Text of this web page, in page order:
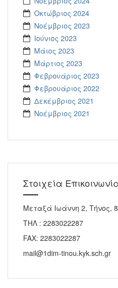
Οκτώβριος 2024
Νοέμβριος 2023
Ιούνιος 2023
Μάιος 2023
Μάρτιος 2023
Φεβρουάριος 2023
Φεβρουάριος 2022
Δεκέμβριος 2021
Νοέμβριος 2021
Στοιχεία
Μεταξά Ιωάννη 2, Τήνος,
ΤΗΛ : 2283022287
FAX: 2283022287
mail@1dim-tinou.kyk.sch.gr